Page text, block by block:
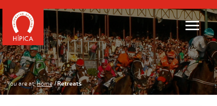
You are at: Home Retreats